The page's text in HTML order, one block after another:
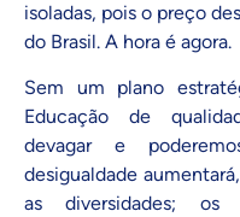
isoladas, pois o preço
do Brasil. A hora é agora.
Sem um plano
Educação de
devagar e
desigualdade
as diversidades; os